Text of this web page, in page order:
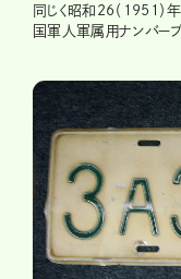
同じく昭和26（1951）
国軍人軍属用ナンバープ